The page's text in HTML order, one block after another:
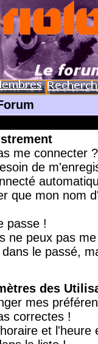
me connecter ?
de
que mon nom
passe !
ne peux pas
le passé,
des
mes
correctes !
et l'heure